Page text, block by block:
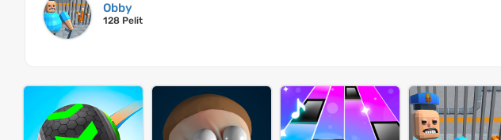
Obby
128 Pelit